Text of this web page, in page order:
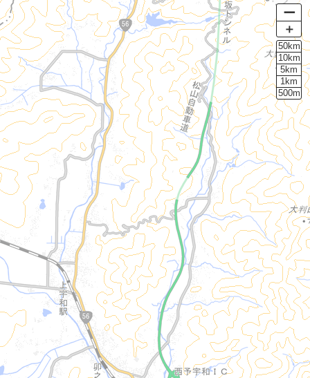
ー
＋
50km
10km
5km
1km
500m